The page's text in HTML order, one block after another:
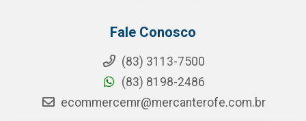
Fale Conosco
(83) 3113-7500
(83) 8198-2486
ecommercemr@mercanterofe.com.br